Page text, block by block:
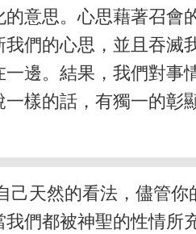
意思。心思藉著召
們的心思，並且吞
邊。結果，我們對
樣的話，有獨一的彰
己天然的看法，儘管
們都被神聖的性情